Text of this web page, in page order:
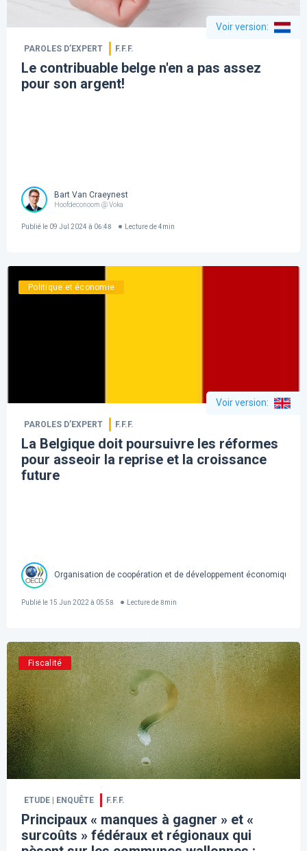
Voir version:
PAROLES D’EXPERT F.F.F.
Le contribuable belge n'en a pas assez
pour son argent!
Bart Van Craeynest
Hoofdeconoom @ Voka
Publié le 09 Jul 2024 à 06:48 Lecture de 4min
Politique et économie
Voir version:
PAROLES D’EXPERT F.F.F.
La Belgique doit poursuivre les réformes
pour asseoir la reprise et la croissance
future
Organisation de coopération et de développement économique
Publié le 15 Jun 2022 à 05:58 Lecture de 8min
Fiscalité
ETUDE | ENQUÊTE F.F.F.
Principaux « manques à gagner » et «
surcoûts » fédéraux et régionaux qui